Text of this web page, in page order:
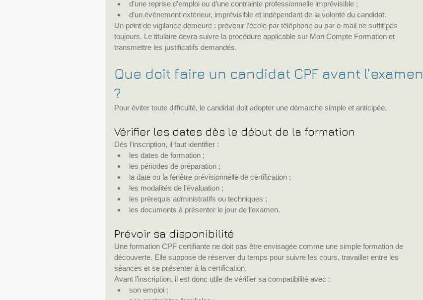
d’une reprise d’emploi ou d’une contrainte professionnelle imprévisible ;
d’un événement extérieur, imprévisible et indépendant de la volonté du candidat.
Un point de vigilance demeure : prévenir l’école par téléphone ou par e-mail ne suffit pas
toujours. Le titulaire devra suivre la procédure applicable sur Mon Compte Formation et
transmettre les justificatifs demandés.
Que doit faire un candidat CPF avant l’examen
?
Pour éviter toute difficulté, le candidat doit adopter une démarche simple et anticipée.
Vérifier les dates dès le début de la formation
Dès l’inscription, il faut identifier :
les dates de formation ;
les périodes de préparation ;
la date ou la fenêtre prévisionnelle de certification ;
les modalités de l’évaluation ;
les prérequis administratifs ou techniques ;
les documents à présenter le jour de l’examen.
Prévoir sa disponibilité
Une formation CPF certifiante ne doit pas être envisagée comme une simple formation de
découverte. Elle suppose de réserver du temps pour suivre les cours, travailler entre les
séances et se présenter à la certification.
Avant l’inscription, il est donc utile de vérifier sa compatibilité avec :
son emploi ;